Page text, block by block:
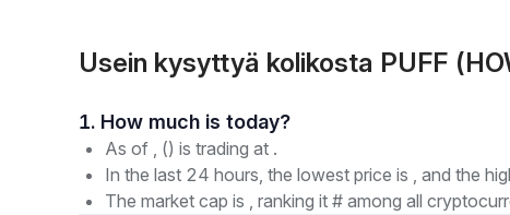
Usein kysyttyä kolikosta PUFF
1. How much is today?
As of , () is trading at .
In the last 24 hours, the lowest price is , and the
The market cap is , ranking it # among all